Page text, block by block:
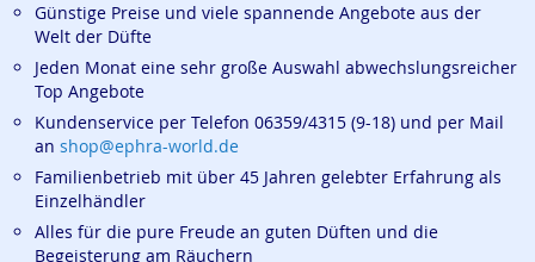
Günstige Preise und viele spannende Angebote aus der
Welt der Düfte
Jeden Monat eine sehr große Auswahl abwechslungsreicher
Top Angebote
Kundenservice per Telefon 06359/4315 (9-18) und per Mail
an shop@ephra-world.de
Familienbetrieb mit über 45 Jahren gelebter Erfahrung als
Einzelhändler
Alles für die pure Freude an guten Düften und die
Begeisterung am Räuchern